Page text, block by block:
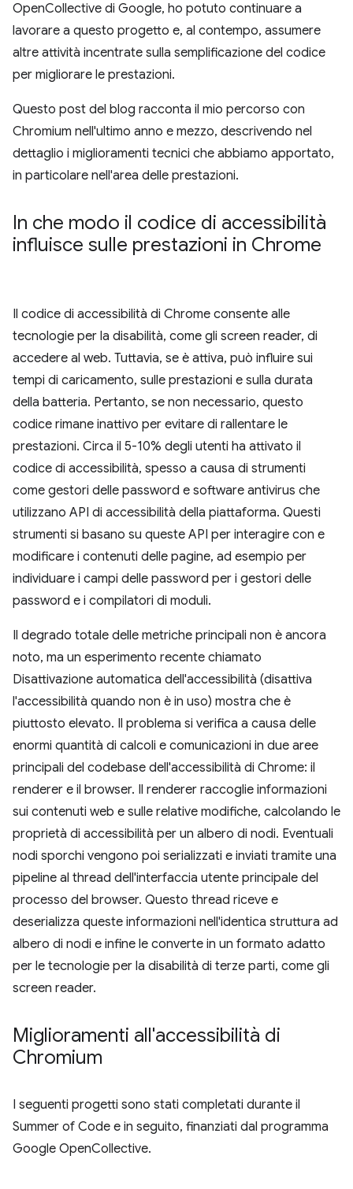
OpenCollective di Google, ho potuto continuare a
lavorare a questo progetto e, al contempo, assumere
altre attività incentrate sulla semplificazione del codice
per migliorare le prestazioni.
Questo post del blog racconta il mio percorso con
Chromium nell'ultimo anno e mezzo, descrivendo nel
dettaglio i miglioramenti tecnici che abbiamo apportato,
in particolare nell'area delle prestazioni.
In che modo il codice di accessibilità
influisce sulle prestazioni in Chrome
Il codice di accessibilità di Chrome consente alle
tecnologie per la disabilità, come gli screen reader, di
accedere al web. Tuttavia, se è attiva, può influire sui
tempi di caricamento, sulle prestazioni e sulla durata
della batteria. Pertanto, se non necessario, questo
codice rimane inattivo per evitare di rallentare le
prestazioni. Circa il 5-10% degli utenti ha attivato il
codice di accessibilità, spesso a causa di strumenti
come gestori delle password e software antivirus che
utilizzano API di accessibilità della piattaforma. Questi
strumenti si basano su queste API per interagire con e
modificare i contenuti delle pagine, ad esempio per
individuare i campi delle password per i gestori delle
password e i compilatori di moduli.
Il degrado totale delle metriche principali non è ancora
noto, ma un esperimento recente chiamato
Disattivazione automatica dell'accessibilità (disattiva
l'accessibilità quando non è in uso) mostra che è
piuttosto elevato. Il problema si verifica a causa delle
enormi quantità di calcoli e comunicazioni in due aree
principali del codebase dell'accessibilità di Chrome: il
renderer e il browser. Il renderer raccoglie informazioni
sui contenuti web e sulle relative modifiche, calcolando le
proprietà di accessibilità per un albero di nodi. Eventuali
nodi sporchi vengono poi serializzati e inviati tramite una
pipeline al thread dell'interfaccia utente principale del
processo del browser. Questo thread riceve e
deserializza queste informazioni nell'identica struttura ad
albero di nodi e infine le converte in un formato adatto
per le tecnologie per la disabilità di terze parti, come gli
screen reader.
Miglioramenti all'accessibilità di
Chromium
I seguenti progetti sono stati completati durante il
Summer of Code e in seguito, finanziati dal programma
Google OpenCollective.